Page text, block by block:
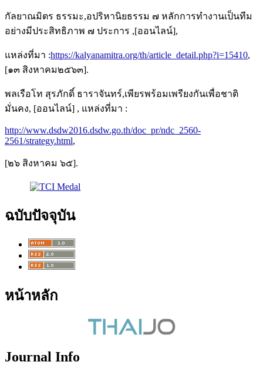
กัลยาณมิตร ธรรมะ,อปริหานิยธรรม ๗ หลักการทำงานเป็นทีม
อย่างมีประสิทธิภาพ ๗ ประการ ,[ออนไลน์],
แหล่งที่มา :https://kalyanamitra.org/th/article_detail.php?i=15410,
[๑๓ สิงหาคม๒๕๖๓].
พลเรือโท สุรภักดิ์ ธาราจันทร์,เพียรพร้อมเพรียงกันเพื่อชาติ
มั่นคง, [ออนไลน์] , แหล่งที่มา :
http://www.dsdw2016.dsdw.go.th/doc_pr/ndc_2560-
2561/strategy.html,
[๒๖ สิงหาคม ๖๕].
ฉบับปัจจุบัน
หน้าหลัก
Journal Info